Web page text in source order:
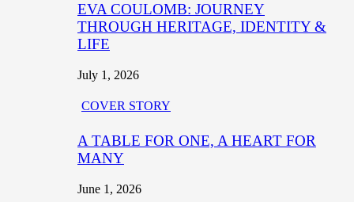
EVA COULOMB: JOURNEY
THROUGH HERITAGE, IDENTITY &
LIFE
July 1, 2026
COVER STORY
A TABLE FOR ONE, A HEART FOR
MANY
June 1, 2026